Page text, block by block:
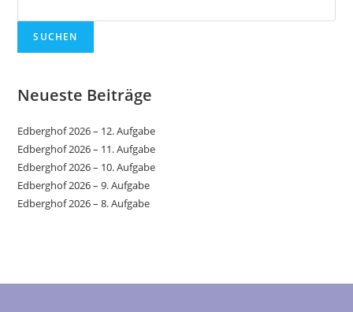
SUCHEN
Neueste Beiträge
Edberghof 2026 – 12. Aufgabe
Edberghof 2026 – 11. Aufgabe
Edberghof 2026 – 10. Aufgabe
Edberghof 2026 – 9. Aufgabe
Edberghof 2026 – 8. Aufgabe